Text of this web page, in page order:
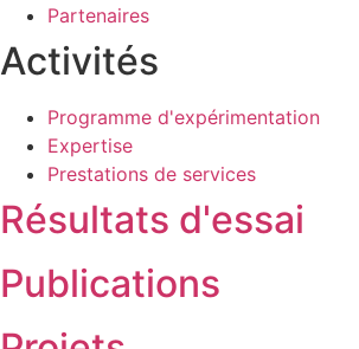
Partenaires
Activités
Programme d'expérimentation
Expertise
Prestations de services
Résultats d'essai
Publications